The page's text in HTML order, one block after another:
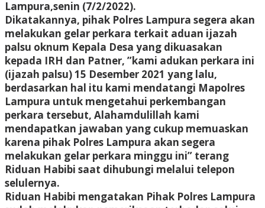
Lampura,senin (7/2/2022).
Dikatakannya, pihak Polres Lampura segera akan
melakukan gelar perkara terkait aduan ijazah
palsu oknum Kepala Desa yang dikuasakan
kepada IRH dan Patner, ”kami adukan perkara ini
(ijazah palsu) 15 Desember 2021 yang lalu,
berdasarkan hal itu kami mendatangi Mapolres
Lampura untuk mengetahui perkembangan
perkara tersebut, Alahamdulillah kami
mendapatkan jawaban yang cukup memuaskan
karena pihak Polres Lampura akan segera
melakukan gelar perkara minggu ini” terang
Riduan Habibi saat dihubungi melalui telepon
selulernya.
Riduan Habibi mengatakan Pihak Polres Lampura